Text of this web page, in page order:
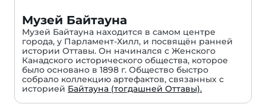
Музей Байтауна
Музей Байтауна находится в самом центре
города, у Парламент-Хилл, и посвящён ранней
истории Оттавы. Он начинался с Женского
Канадского исторического общества, которое
было основано в 1898 г. Общество быстро
собрало коллекцию артефактов, связанных с
историей Байтауна (тогдашней Оттавы).